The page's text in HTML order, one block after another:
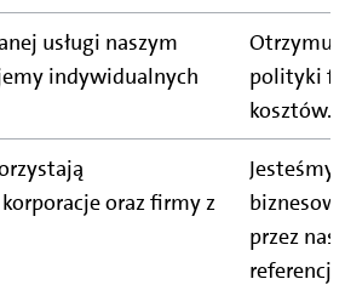
usługi naszym
indywidualnych
polityki
kosztów.
oraz firmy z
przez nas